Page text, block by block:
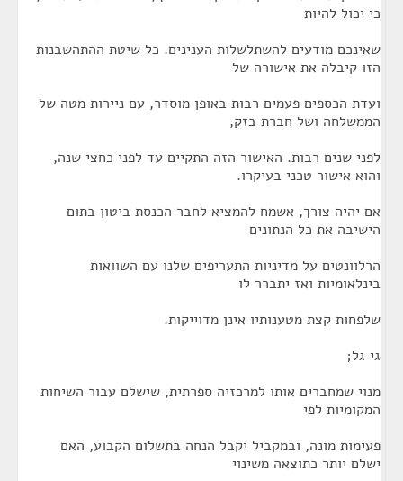
כי יכול להיות
שאינכם מודעים להשתלשלות הענינים. כל שיטת ההתהשבנות
הזו קיבלה את אישורה של
ועדת הכספים פעמים רבות באופן מוסדר, עם ניירות מטה של
הממשלחה ושל חברת בזק,
לפני שנים רבות. האישור הזה התקיים עד לפני כחצי שנה,
והוא אישור טכני בעיקרו.
אם יהיה צורך, אשמח להמציא לחבר הכנסת ביטון בתום
הישיבה את כל הנתונים
הרלוונטים על מדיניות התעריפים שלנו עם השוואות
בינלאומיות ואז יתברר לו
שלפחות קצת מטענותיו אינן מדוייקות.
גי גל;
מנוי שמחברים אותו למרכזיה ספרתית, שישלם עבור השיחות
המקומיות לפי
פעימות מונה, ובמקביל יקבל הנחה בתשלום הקבוע, האם
ישלם יותר כתוצאה משינוי